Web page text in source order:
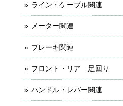
ライン・ケーブル関連
メーター関連
ブレーキ関連
フロント・リア 足回り
ハンドル・レバー関連